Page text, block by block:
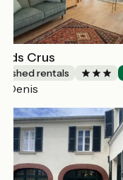
Crus
rentals
Denis